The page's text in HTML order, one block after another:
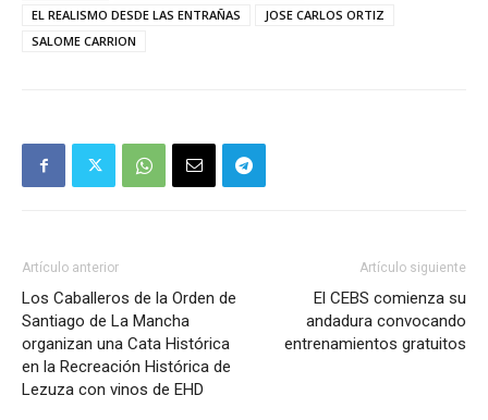
EL REALISMO DESDE LAS ENTRAÑAS
JOSE CARLOS ORTIZ
SALOME CARRION
Artículo anterior
Los Caballeros de la Orden de
Santiago de La Mancha
organizan una Cata Histórica
en la Recreación Histórica de
Lezuza con vinos de EHD
Artículo siguiente
El CEBS comienza su
andadura convocando
entrenamientos gratuitos